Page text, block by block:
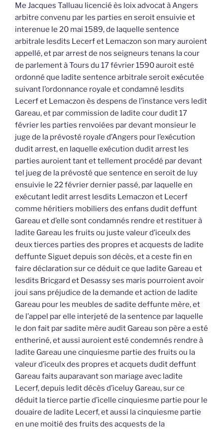
Me Jacques Talluau licencié ès loix advocat à Angers
arbitre convenu par les parties en seroit ensuivie et
interenue le 20 mai 1589, de laquelle sentence
arbitrale lesdits Lecerf et Lemaczon son mary auroient
appellé, et par arrest de nos seigneurs tenans la cour
de parlement à Tours du 17 février 1590 auroit esté
ordonné que ladite sentence arbitrale seroit exécutée
suivant l’ordonnance royale et condamné lesdits
Lecerf et Lemaczon ès despens de l’instance vers ledit
Gareau, et par commission de ladite cour dudit 17
février les parties renvoiées par devant monsieur le
juge de la prévosté royale d’Angers pour l’exécution
dudit arrest, en laquelle exécution dudit arrest les
parties auroient tant et tellement procédé par devant
tel jueg de la prévosté que sentence en seroit de luy
ensuivie le 22 février dernier passé, par laquelle en
exécutant ledit arrest lesdits Lemaczon et Lecerf
comme héritiers mobiliers des enfans dudit deffunt
Gareau et d’elle sont condamnés rendre et restituer à
ladite Gareau les fruits ou juste valeur d’iceulx des
deux tierces parties des propres et acquests de ladite
deffunte Siguet depuis son décès, et a ceste fin en
faire déclaration sur ce déduit ce que ladite Gareau et
lesdits Bricgard et Desassy ses maris pourroient avoir
joui sans préjudice de la demande et action de ladite
Gareau pour les meubles de sadite deffunte mère, et
de l’appel par elle interjeté de la sentence par laquelle
le don fait par sadite mère audit Gareau son père a esté
entheriné, et aussi auroient esté condemnés rendre à
ladite Gareau une cinquiesme partie des fruits ou la
valeur d’iceulx des propres et acquets dudit deffunt
Gareau faits auparavant son mariage avec ladite
Lecerf, depuis ledit décès d’iceluy Gareau, sur ce
déduit la tierce partie d’icelle cinquiesme partie pour le
douaire de ladite Lecerf, et aussi la cinquiesme partie
en une moitié des fruits des acquests de la